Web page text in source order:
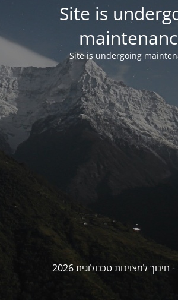
Site is
Site is undergoing
למצוינות טכנולוגית 2026